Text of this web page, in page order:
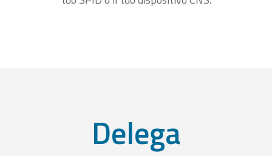
Delega